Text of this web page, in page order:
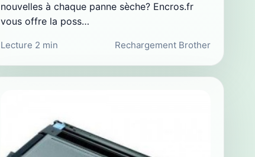
nouvelles à chaque panne sèche? Encros.fr
vous offre la poss…
Lecture 2 min Rechargement Brother